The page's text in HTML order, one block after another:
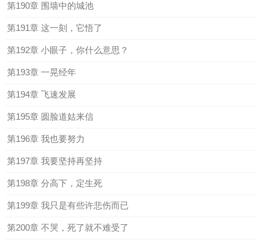
第190章 围墙中的城池
第191章 这一刻，它悟了
第192章 小眼子，你什么意思？
第193章 一晃经年
第194章 飞速发展
第195章 圆脸道姑来信
第196章 我也要努力
第197章 我要坚持再坚持
第198章 分高下，定生死
第199章 我只是有些许悲伤而已
第200章 不哭，死了就不难受了